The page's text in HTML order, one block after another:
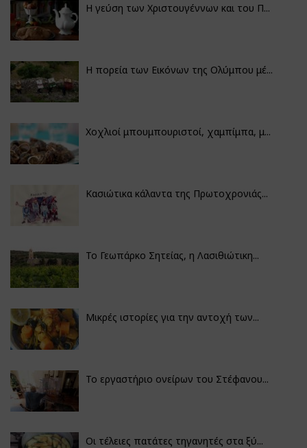
Η γεύση των Χριστουγέννων και του Π...
Η πορεία των Εικόνων της Ολύμπου μέ...
Χοχλιοί μπουμπουριστοί, χαμπίμπα, μ...
Κασιώτικα κάλαντα της Πρωτοχρονιάς...
Το Γεωπάρκο Σητείας, η Λασιθιώτικη...
Μικρές ιστορίες για την αντοχή των...
Το εργαστήριο ονείρων του Στέφανου...
Οι τέλειες πατάτες τηγανητές στα ξύ...